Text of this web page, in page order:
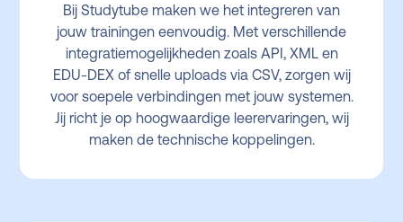
Bij Studytube maken we het integreren van
jouw trainingen eenvoudig. Met verschillende
integratiemogelijkheden zoals API, XML en
EDU-DEX of snelle uploads via CSV, zorgen wij
voor soepele verbindingen met jouw systemen.
Jij richt je op hoogwaardige leerervaringen, wij
maken de technische koppelingen.